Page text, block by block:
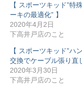
【 スポーツキッド”特
ーキの最適化” 】
2020年4月2日
下高井戸店のこと
【 スポーツキッド”ハ
交換でケーブル張り直
2020年3月30日
下高井戸店のこと